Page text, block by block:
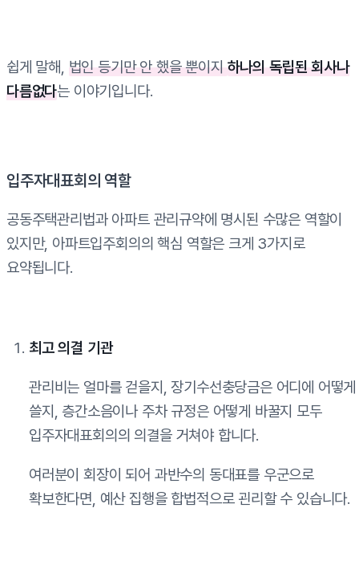
쉽게 말해, 법인 등기만 안 했을 뿐이지하나의 독립된 회사나
다름없다는 이야기입니다.
입주자대표회의 역할
공동주택관리법과 아파트 관리규약에 명시된 수많은 역할이
있지만, 아파트입주회의의 핵심 역할은 크게 3가지로
요약됩니다.
최고 의결 기관
관리비는 얼마를 걷을지, 장기수선충당금은 어디에 어떻게
쓸지, 층간소음이나 주차 규정은 어떻게 바꿀지 모두
입주자대표회의의 의결을 거쳐야 합니다.
여러분이 회장이 되어 과반수의 동대표를 우군으로
확보한다면, 예산 집행을 합법적으로 괸리할 수 있습니다.